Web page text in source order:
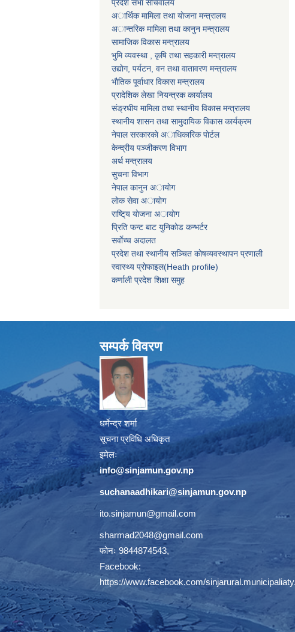
प्रदेश सभा सचिवालय
अार्थिक मामिला तथा याेजना मन्त्रालय
अान्तरिक मामिला तथा कानुन मन्त्रालय
सामाजिक विकास मन्त्रालय
भुमि व्यवस्था , कृषि तथा सहकारी मन्त्रालय
उद्याेग, पर्यटन, वन तथा वातावरण मन्त्रालय
भाैतिक पूर्वाधार विकास मन्त्रालय
प्रादेशिक लेखा नियन्त्रक कार्यालय
संङ्रघीय मामिला तथा स्थानीय विकास मन्त्रालय
स्थानीय शासन तथा सामुदायिक विकास कार्यक्रम
नेपाल सरकारकाे अाधिकारिक पाेर्टल
केन्द्रीय पञ्जीकरण विभाग
अर्थ मन्त्रालय
सुचना विभाग
नेपाल कानुन अायाेग
लाेक सेवा अायाेग
राष्टि्य याेजना अायाेग
प्रिति फन्ट बाट युनिकाेड कन्भर्टर
सर्वाेच्च अदालत
प्रदेश तथा स्थानीय सञ्चित काेषव्यवस्थापन प्रणाली
स्वास्थ्य प्राेफाइल(Heath profile)
कर्णाली प्रदेश शिक्षा समुह
सम्पर्क विवरण
धर्मेन्द्र शर्मा
सूचना प्रविधि अधिकृत
इमेलः
info@sinjamun.gov.np
suchanaadhikari@sinjamun.gov.np
ito.sinjamun@gmail.com
sharmad2048@gmail.com
फोनः 9844874543,
Facebook:
https://www.facebook.com/